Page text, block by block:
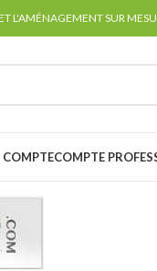
L'AMÉNAGEMENT SUR
COMPTE